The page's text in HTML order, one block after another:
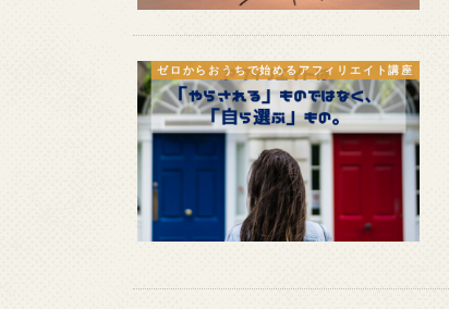
ゼロからおうちで始めるアフィリエイト講座